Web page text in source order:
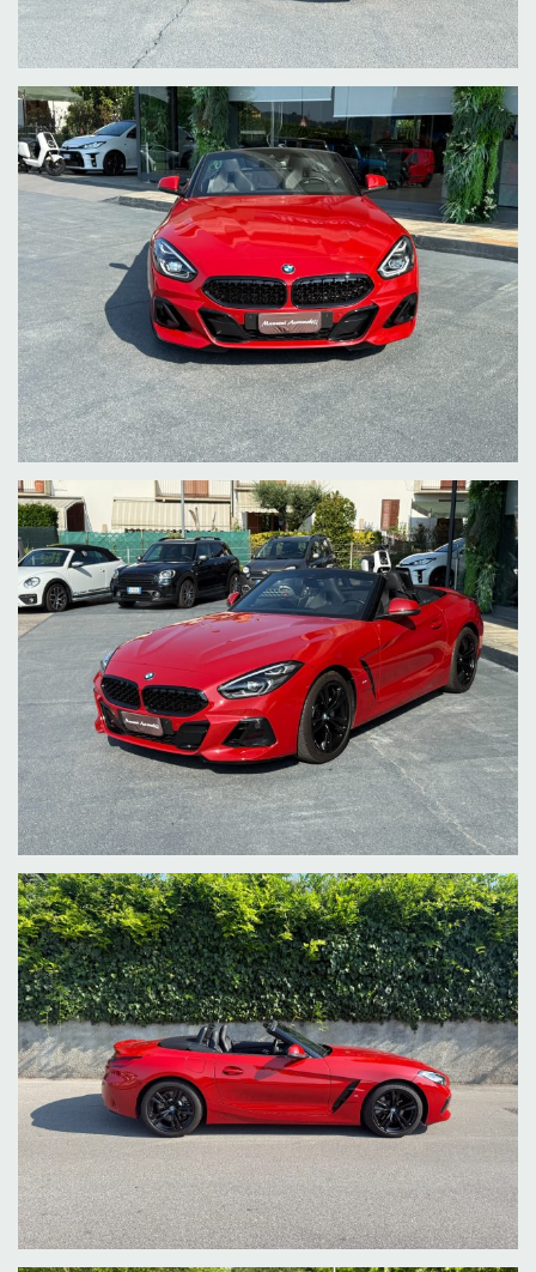
- SENSORI PIOGGIA
- VOLANTE SPORTIVO M IN PELLE CON PADDLE AL VOLANTE
- CRUISE CONTROL ADATTATIVO
- INGRESSO USB
- NAVIGATORE SATELLITARE
- APPLE CAR PLAY
IVA ESPOSTA
UNICO PROPRIETARIO
TAGLIANDI E KM CERTIFICATI
MAGGIORI INFO E VIDEO SUL NOSTRO SITO WEB
WWW.MANZONIAUTOMOBILI.IT
il presente annuncio e' valido salvo errori di
trascrizione e non costituisce vincolo
contrattuale
ogni nostra vettura ha chilometraggio certificato e garantito,
libretto service e doppie chiavi. Forniamo assistenza per
l'esportazione, targhe di transito e relativa assicurazione
all our car mileage has certified and guaranteed, service
booklet and double keys. we provide assistance for export
Transit plates with temporary insurance
alle unsere Auto Laufleistung hat zertifiziert und garantiert,
Serviceheft und Doppel-Tasten. bieten wir Unterstützung für
den Export Transit Platten mit temporären Versicherung
toute notre kilométrage a certifié et garanti, carnet d'entretien
et les touches doubles. nous fournissons une assistance à
l'exportation plaques de transit avec l'assurance temporaire